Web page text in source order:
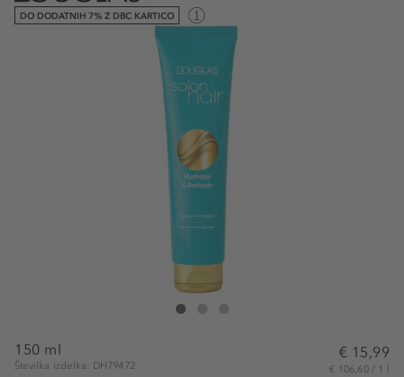
DO DODATNIH 7% Z DBC KARTICO
Douglas Collection Salon Hair Hydrate & Refresh
150 ml
Številka izdelka: DH79472
€ 15,99
€ 106,60 / 1 l